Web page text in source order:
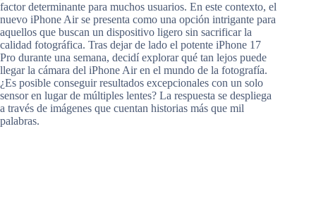
factor determinante para muchos usuarios. En este contexto, el
nuevo iPhone Air se presenta como una opción intrigante para
aquellos que buscan un dispositivo ligero sin sacrificar la
calidad fotográfica. Tras dejar de lado el potente iPhone 17
Pro durante una semana, decidí explorar qué tan lejos puede
llegar la cámara del iPhone Air en el mundo de la fotografía.
¿Es posible conseguir resultados excepcionales con un solo
sensor en lugar de múltiples lentes? La respuesta se despliega
a través de imágenes que cuentan historias más que mil
palabras.